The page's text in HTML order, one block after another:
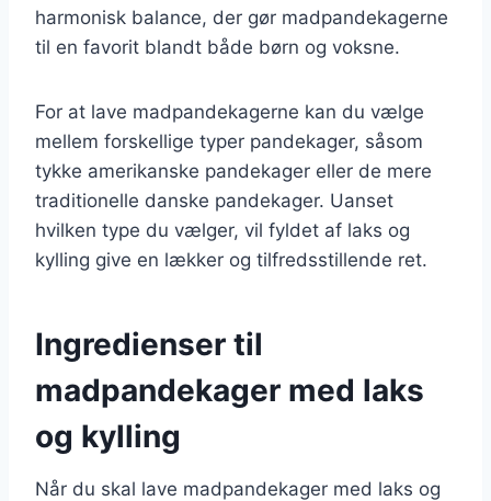
harmonisk balance, der gør madpandekagerne
til en favorit blandt både børn og voksne.
For at lave madpandekagerne kan du vælge
mellem forskellige typer pandekager, såsom
tykke amerikanske pandekager eller de mere
traditionelle danske pandekager. Uanset
hvilken type du vælger, vil fyldet af laks og
kylling give en lækker og tilfredsstillende ret.
Ingredienser til
madpandekager med laks
og kylling
Når du skal lave madpandekager med laks og